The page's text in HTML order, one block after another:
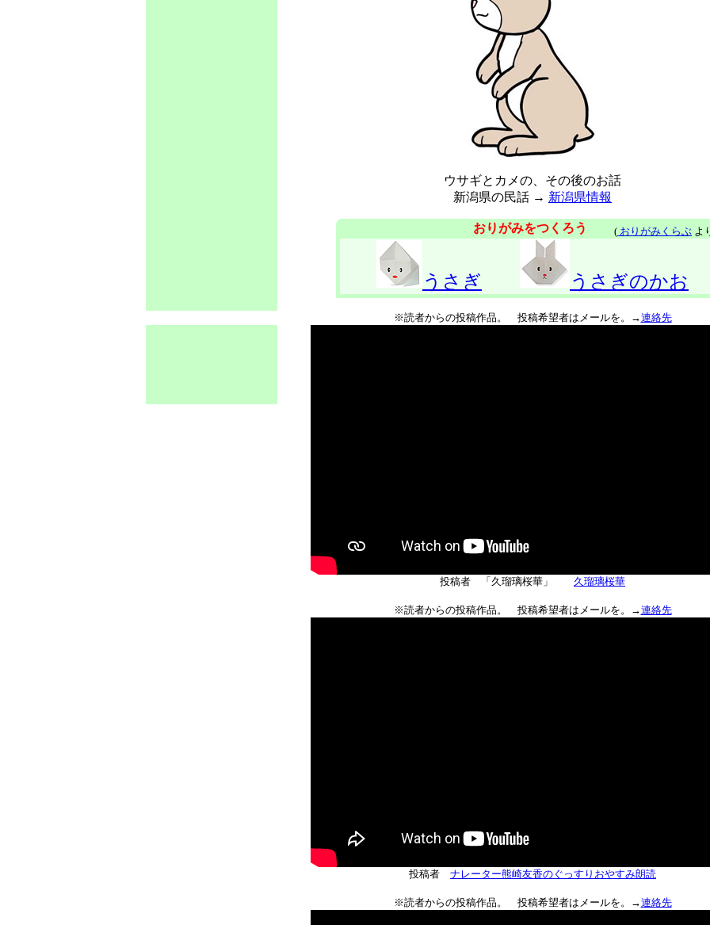
ウサギとカメの、その後のお話
新潟県の民話 → 新潟県情報
おりがみをつくろう ( おりがみくらぶ よ
うさぎ うさぎのかお
※読者からの投稿作品。 投稿希望者はメールを。→連絡先
投稿者 「久瑠璃桜華」 久瑠璃桜華
※読者からの投稿作品。 投稿希望者はメールを。→連絡先
投稿者 ナレーター熊崎友香のぐっすりおやすみ朗読
※読者からの投稿作品。 投稿希望者はメールを。→連絡先